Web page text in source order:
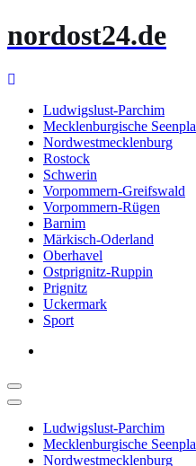
Inhalt
nordost24.de
Ludwigslust-Parchim
Mecklenburgische
Nordwestmecklenburg
Rostock
Schwerin
Vorpommern-Greifswald
Vorpommern-Rügen
Barnim
Märkisch-Oderland
Oberhavel
Ostprignitz-Ruppin
Prignitz
Uckermark
Sport
Ludwigslust-Parchim
Mecklenburgische
Nordwestmecklenburg